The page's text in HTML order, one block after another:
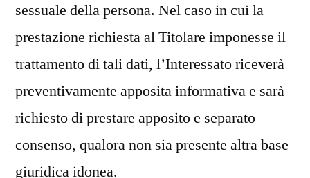
sessuale della persona. Nel caso in cui la
prestazione richiesta al Titolare imponesse il
trattamento di tali dati, l’Interessato riceverà
preventivamente apposita informativa e sarà
richiesto di prestare apposito e separato
consenso, qualora non sia presente altra base
giuridica idonea.